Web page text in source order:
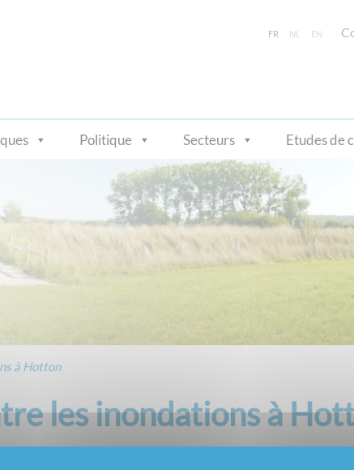
FR NL EN
Politique Secteurs Etudes de
à Hotton
les inondations à